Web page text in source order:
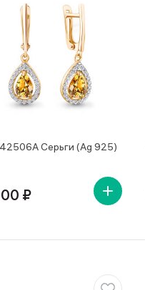
Серьги (Ag 925)
₽